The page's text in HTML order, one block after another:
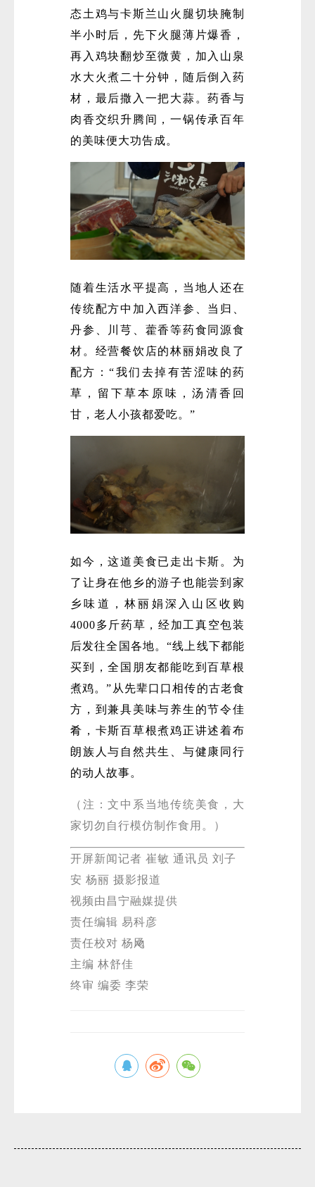
态土鸡与卡斯兰山火腿切块腌制
半小时后，先下火腿薄片爆香，
再入鸡块翻炒至微黄，加入山泉
水大火煮二十分钟，随后倒入药
材，最后撒入一把大蒜。药香与
肉香交织升腾间，一锅传承百年
的美味便大功告成。
随着生活水平提高，当地人还在
传统配方中加入西洋参、当归、
丹参、川芎、藿香等药食同源食
材。经营餐饮店的林丽娟改良了
配方：“我们去掉有苦涩味的药
草，留下草本原味，汤清香回
甘，老人小孩都爱吃。”
如今，这道美食已走出卡斯。为
了让身在他乡的游子也能尝到家
乡味道，林丽娟深入山区收购
4000多斤药草，经加工真空包装
后发往全国各地。“线上线下都能
买到，全国朋友都能吃到百草根
煮鸡。”从先辈口口相传的古老食
方，到兼具美味与养生的节令佳
肴，卡斯百草根煮鸡正讲述着布
朗族人与自然共生、与健康同行
的动人故事。
（注：文中系当地传统美食，大
家切勿自行模仿制作食用。）
开屏新闻记者 崔敏 通讯员 刘子
安 杨丽 摄影报道
视频由昌宁融媒提供
责任编辑 易科彦
责任校对 杨飏
主编 林舒佳
终审 编委 李荣